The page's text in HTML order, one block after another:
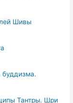
Шивы
буддизма.
Тантры. Шри